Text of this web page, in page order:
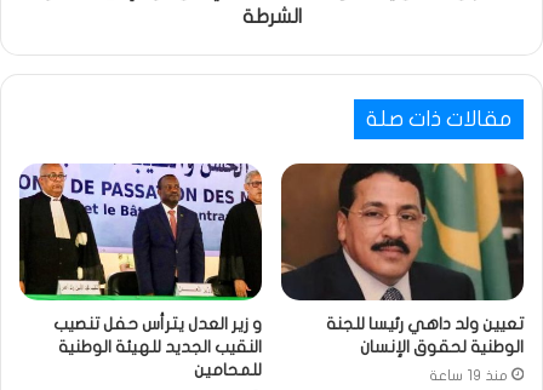
الشرطة
مقالات ذات صلة
تعيين ولد داهي رئيسا للجنة
الوطنية لحقوق الإنسان
منذ 19 ساعة
و زير العدل يترأس حفل تنصيب
النقيب الجديد للهيئة الوطنية
للمحامين